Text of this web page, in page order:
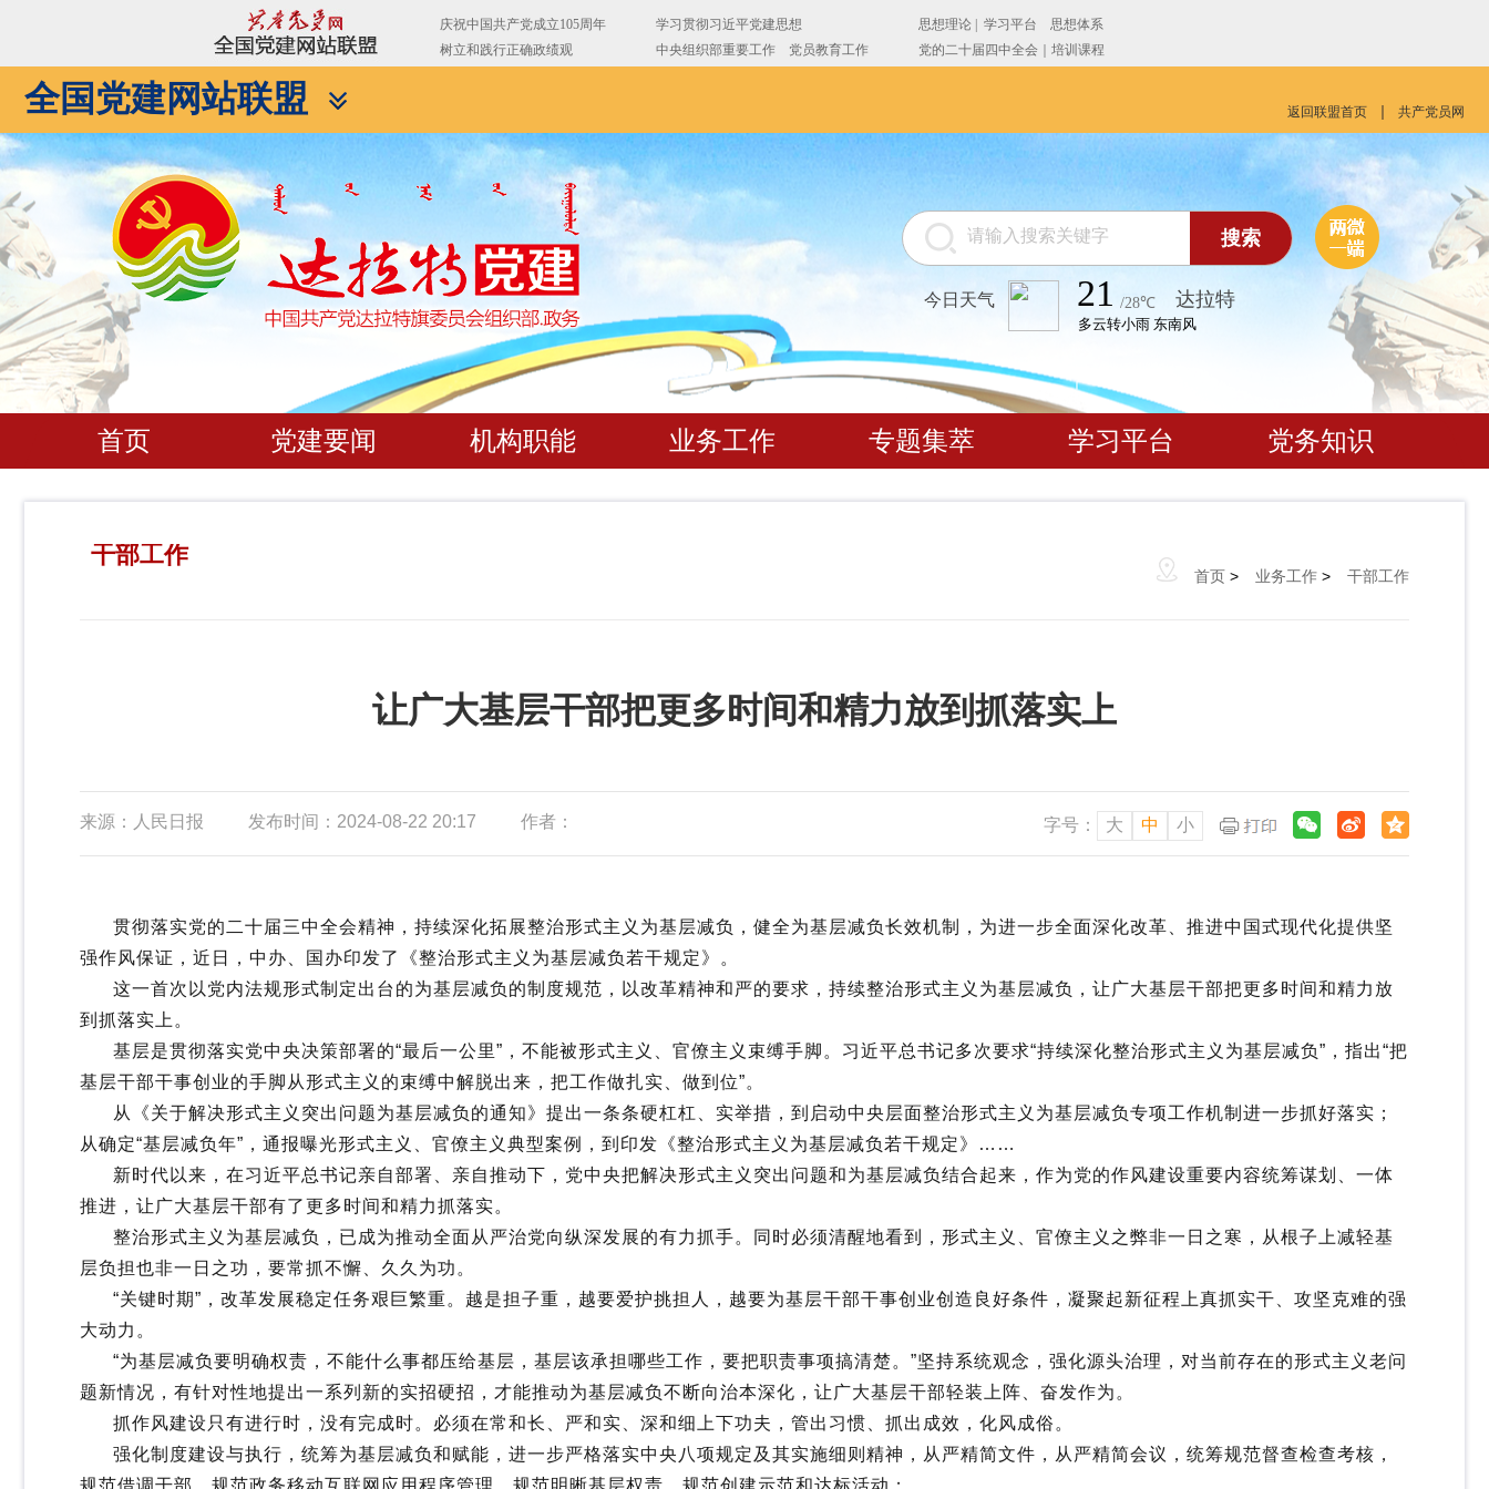
全国党建网站联盟 返回联盟首页 共产党员网
搜索
今日天气
首页 党建要闻 机构职能 业务工作 专题集萃 学习平台 党务知识
干部工作
首页 > 业务工作 > 干部工作
让广大基层干部把更多时间和精力放到抓落实上
来源：人民日报 发布时间：2024-08-22 20:17 作者： 字号： 大 中 小
贯彻落实党的二十届三中全会精神，持续深化拓展整治形式主义为基层减负，健全为基层减负长效机制，为进一步全面深化改革、推进中国式现代化提供坚
强作风保证，近日，中办、国办印发了《整治形式主义为基层减负若干规定》。
这一首次以党内法规形式制定出台的为基层减负的制度规范，以改革精神和严的要求，持续整治形式主义为基层减负，让广大基层干部把更多时间和精力放
到抓落实上。
基层是贯彻落实党中央决策部署的“最后一公里”，不能被形式主义、官僚主义束缚手脚。习近平总书记多次要求“持续深化整治形式主义为基层减负”，指出“把
基层干部干事创业的手脚从形式主义的束缚中解脱出来，把工作做扎实、做到位”。
从《关于解决形式主义突出问题为基层减负的通知》提出一条条硬杠杠、实举措，到启动中央层面整治形式主义为基层减负专项工作机制进一步抓好落实；
从确定“基层减负年”，通报曝光形式主义、官僚主义典型案例，到印发《整治形式主义为基层减负若干规定》……
新时代以来，在习近平总书记亲自部署、亲自推动下，党中央把解决形式主义突出问题和为基层减负结合起来，作为党的作风建设重要内容统筹谋划、一体
推进，让广大基层干部有了更多时间和精力抓落实。
整治形式主义为基层减负，已成为推动全面从严治党向纵深发展的有力抓手。同时必须清醒地看到，形式主义、官僚主义之弊非一日之寒，从根子上减轻基
层负担也非一日之功，要常抓不懈、久久为功。
“关键时期”，改革发展稳定任务艰巨繁重。越是担子重，越要爱护挑担人，越要为基层干部干事创业创造良好条件，凝聚起新征程上真抓实干、攻坚克难的强
大动力。
“为基层减负要明确权责，不能什么事都压给基层，基层该承担哪些工作，要把职责事项搞清楚。”坚持系统观念，强化源头治理，对当前存在的形式主义老问
题新情况，有针对性地提出一系列新的实招硬招，才能推动为基层减负不断向治本深化，让广大基层干部轻装上阵、奋发作为。
抓作风建设只有进行时，没有完成时。必须在常和长、严和实、深和细上下功夫，管出习惯、抓出成效，化风成俗。
强化制度建设与执行，统筹为基层减负和赋能，进一步严格落实中央八项规定及其实施细则精神，从严精简文件，从严精简会议，统筹规范督查检查考核，
规范借调干部，规范政务移动互联网应用程序管理，规范明晰基层权责，规范创建示范和达标活动；